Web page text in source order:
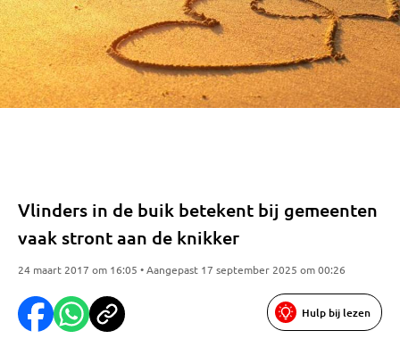
Vlinders in de buik betekent bij gemeenten
vaak stront aan de knikker
24 maart 2017 om 16:05 • Aangepast 17 september 2025 om 00:26
Hulp bij lezen